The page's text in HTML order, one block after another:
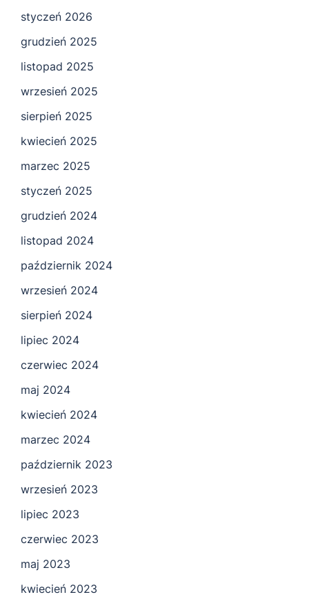
styczeń 2026
grudzień 2025
listopad 2025
wrzesień 2025
sierpień 2025
kwiecień 2025
marzec 2025
styczeń 2025
grudzień 2024
listopad 2024
październik 2024
wrzesień 2024
sierpień 2024
lipiec 2024
czerwiec 2024
maj 2024
kwiecień 2024
marzec 2024
październik 2023
wrzesień 2023
lipiec 2023
czerwiec 2023
maj 2023
kwiecień 2023